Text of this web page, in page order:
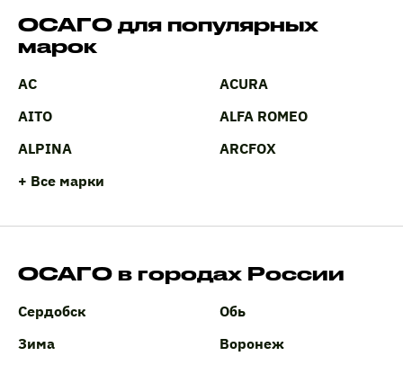
ОСАГО для популярных
марок
AC
ACURA
AITO
ALFA ROMEO
ALPINA
ARCFOX
+ Все марки
ОСАГО в городах России
Сердобск
Обь
Зима
Воронеж